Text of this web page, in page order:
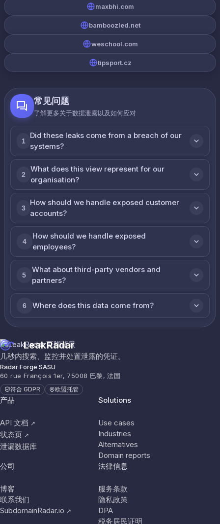
maxbhi.com
bamboozled.net
weschool.com
tipsport.cz
常见问题
了解更多关于数据泄露以及如何应对
1
Did these leaks come from a breach of our
systems?
2
What does this view represent for our
organisation?
3
How should we handle exposed customer
accounts?
4
How should we handle exposed
employees?
5
What about third-party vendors and
partners?
6 Where does this data come from?
LeakRadar
几秒内搜索、监控并处置泄露的凭证。
Radar Forge SASU
60 rue François 1er, 75008 巴黎, 法国
符合 GDPR 欧盟托管
产品
API 文档 ↗
状态页 ↗
泄漏数据库
Solutions
Use cases
Industries
Alternatives
Domain reports
公司
博客
联系我们
SubdomainRadar.io ↗
法律信息
服务条款
隐私政策
DPA
税务居民证明